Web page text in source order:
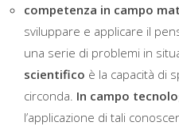
competenza in campo
sviluppare e applicare il
una serie di problemi in
scientifico è la capacità di
circonda. In campo
l’applicazione di tali